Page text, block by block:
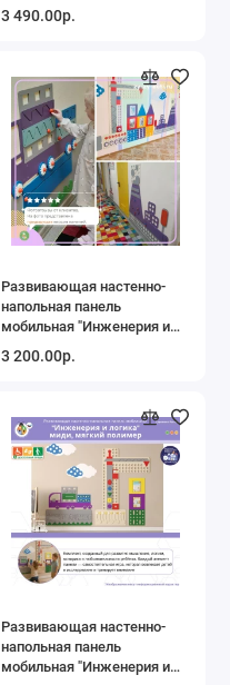
3 490.00р.
Развивающая настенно-
напольная панель
мобильная "Инженерия и
ковриком
3 200.00р.
Развивающая настенно-
напольная панель
мобильная "Инженерия и